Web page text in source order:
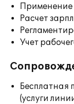
Применение
Расчет
Учет
Бесплатная
(услуги